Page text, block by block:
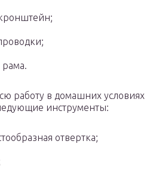
рама.
работу в домашних условиях
инструменты:
отвертка;